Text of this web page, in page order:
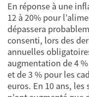
En réponse à une
12 à 20% pour
dépassera
consenti, lors des
annuelles
augmentation de 4
et de 3 % pour les
euros. En 10 ans,